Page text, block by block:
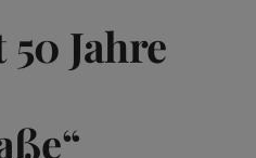
Jahre